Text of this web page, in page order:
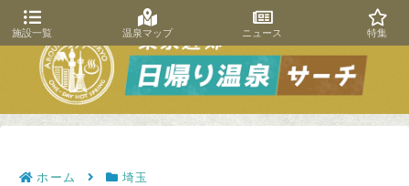
ホーム 埼玉
施設一覧 温泉マップ ニュース 特集